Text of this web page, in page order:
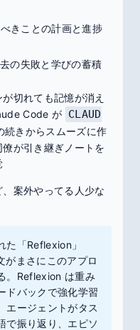
きことの計画と進捗
の失敗と学びの蓄積
切れても記憶が消え
Code が CLAUD
続きからスムーズに作
が引き継ぎノートを
案外やってる人少な
「Reflexion」
がまさにこのアプロ
。Reflexion は重み
ドバックで強化学習
エージェントがタス
で振り返り、エピソ